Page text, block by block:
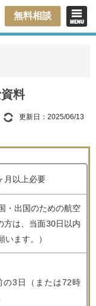
無料相談
料
更新日：2025/06/13
月以上必要
・出国のための航空
方は、当面30日以内
ます。）
の3日（または72時